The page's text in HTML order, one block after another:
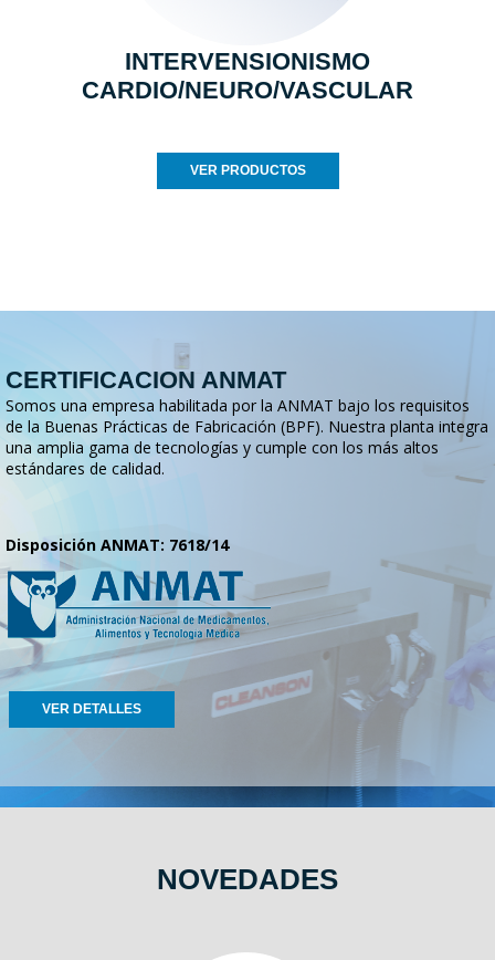
INTERVENSIONISMO
CARDIO/NEURO/VASCULAR
VER PRODUCTOS
CERTIFICACION ANMAT
Somos una empresa habilitada por la ANMAT bajo los requisitos
de la Buenas Prácticas de Fabricación (BPF). Nuestra planta integra
una amplia gama de tecnologías y cumple con los más altos
estándares de calidad.
Disposición ANMAT: 7618/14
VER DETALLES
NOVEDADES